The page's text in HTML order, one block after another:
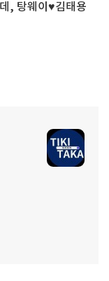
, 탕웨이♥김태용